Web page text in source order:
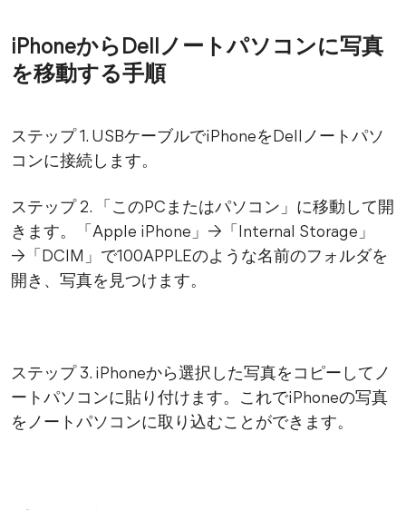
iPhoneからDellノートパソコンに写真
を移動する手順
ステップ 1. USBケーブルでiPhoneをDellノートパソ
コンに接続します。
ステップ 2. 「このPCまたはパソコン」に移動して開
きます。「Apple iPhone」→「Internal Storage」
→「DCIM」で100APPLEのような名前のフォルダを
開き、写真を見つけます。
ステップ 3. iPhoneから選択した写真をコピーしてノ
ートパソコンに貼り付けます。これでiPhoneの写真
をノートパソコンに取り込むことができます。